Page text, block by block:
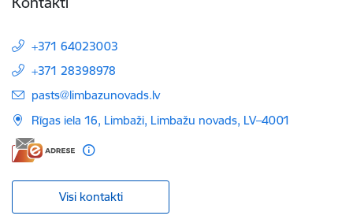
+371 64023003
+371 28398978
E-pasts:
pasts@limbazunovads.lv
Rīgas iela 16, Limbaži, Limbažu novads, LV–4001
Visi kontakti